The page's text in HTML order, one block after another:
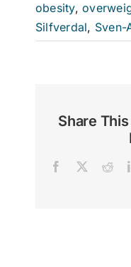
obesity,
Silfverdal, Sven-
Share
Facebook